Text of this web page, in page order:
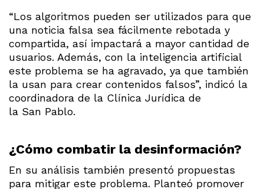
“Los algoritmos pueden ser utilizados para que
una noticia falsa sea fácilmente rebotada y
compartida, así impactará a mayor cantidad de
usuarios. Además, con la inteligencia artificial
este problema se ha agravado, ya que también
la usan para crear contenidos falsos”, indicó la
coordinadora de la Clínica Jurídica de
la San Pablo.
¿Cómo combatir la desinformación?
En su análisis también presentó propuestas
para mitigar este problema. Planteó promover